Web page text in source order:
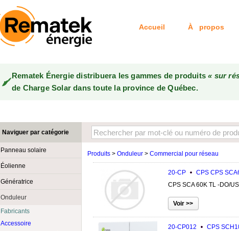
Accueil À propos
Rematek Énergie distribuera les gammes de produits« sur
de Charge Solar dans toute la province de Québec.
Naviguer par catégorie
Panneau solaire
Fabricants
FlagSun
Hanwha
JA Solar
200W @ 299W
300W @ 399W
400W @ 499W
Éolienne
Fabricants
Génératrice
Fabricants
Atkinson
Accessoire
Essence
Onduleur
Fabricants
Aquion Energy
Accessoire
Produits > Onduleur > Commercial pour réseau
20-CP CPS CPS
CPS SCA 60K TL -DO/
20-CP012 CPS